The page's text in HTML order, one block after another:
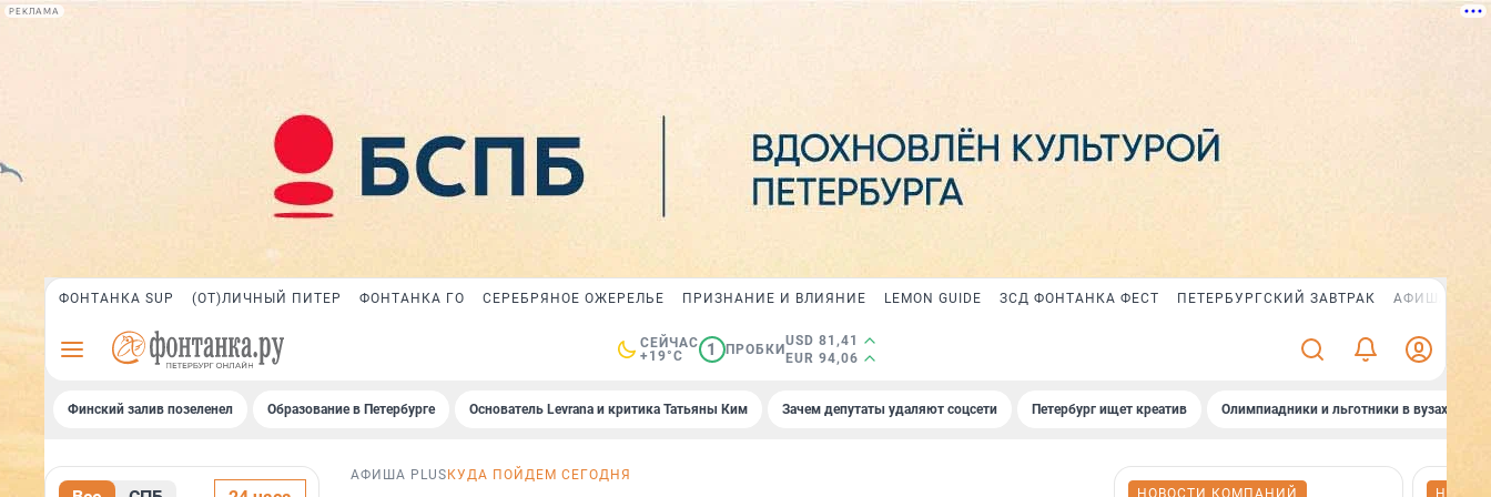
РЕКЛАМА
ФОНТАНКА SUP (ОТ)ЛИЧНЫЙ ПИТЕР ФОНТАНКА ГО СЕРЕБРЯНОЕ ОЖЕРЕЛЬЕ ПРИЗНАНИЕ И ВЛИЯНИЕ LEMON GUIDE ЗСД ФОНТАНКА ФЕСТ ПЕТЕРБУРГСКИЙ ЗАВТРАК АФИША PLUS
СЕЙЧАС
+19°C
1 ПРОБКИ
USD 81,41
EUR 94,06
Финский залив позеленел Образование в Петербурге Основатель Levrana и критика Татьяны Ким Зачем депутаты удаляют соцсети Петербург ищет креатив Олимпиадники и льготники в вузах СПб
АФИША PLUS КУДА ПОЙДЕМ СЕГОДНЯ
НОВОСТИ КОМПАНИЙ